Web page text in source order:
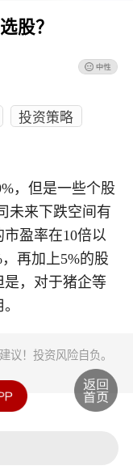
股？
投资策略
，但是一些个股
未来下跌空间有
盈率在10倍以
再加上5%的股
是，对于猪企等
议！投资风险自负。